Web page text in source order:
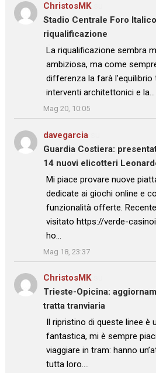
ChristosMKsu
Stadio Centrale Foro
riqualificazione
: “La riqualificazione sembra
ambiziosa, ma come
differenza la farà l’equilibrio
interventi architettonici e la…
”
Mag 20, 10:05
davegarcia
Guardia Costiera:
14 nuovi elicotteri
: “
Mi piace provare nuove
dedicate ai giochi online e
funzionalità offerte.
visitato https://verde-
ho…
”
Mag 18, 23:37
ChristosMKsu
Trieste-Opicina:
tratta tranviaria
: “
Il ripristino di queste linee è
fantastica, mi è sempre
viaggiare in tram: hanno
tutta loro.…
”